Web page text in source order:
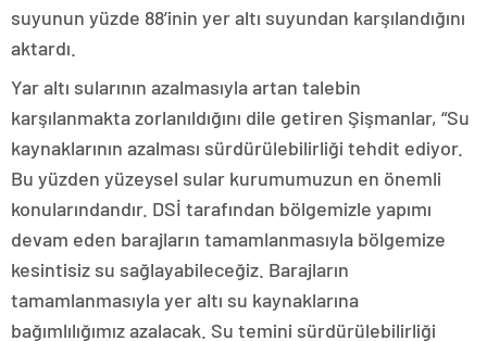
suyunun yüzde 88’inin yer altı suyundan karşılandığını
aktardı.
Yar altı sularının azalmasıyla artan talebin
karşılanmakta zorlanıldığını dile getiren Şişmanlar, “Su
kaynaklarının azalması sürdürülebilirliği tehdit ediyor.
Bu yüzden yüzeysel sular kurumumuzun en önemli
konularındandır. DSİ tarafından bölgemizle yapımı
devam eden barajların tamamlanmasıyla bölgemize
kesintisiz su sağlayabileceğiz. Barajların
tamamlanmasıyla yer altı su kaynaklarına
bağımlılığımız azalacak. Su temini sürdürülebilirliği